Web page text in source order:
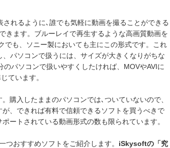
れるように､誰でも気軽に動画を撮ることができる
きます。ブルーレイで再生するような高画質動画を
でも、ソニー製においても主にこの形式です。これ
パソコンで扱うには、サイズが大きくなりがちな
パソコンで扱いやすくしたければ、MOVやAVIに
ています。
購入したままのパソコンでは､ついていないので、
、できれば有料で信頼できるソフトを買うべきで
ートされている動画形式の数も限られています。
おすすめソフトをご紹介します。 iSkysoftの「究